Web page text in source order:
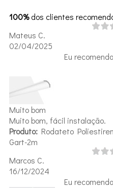
100% dos clientes
Mateus C.
02/04/2025
Eu
Muito bom
Muito bom, fácil instalação.
Produto:Rodateto
Gart-2m
Marcos C.
16/12/2024
Eu